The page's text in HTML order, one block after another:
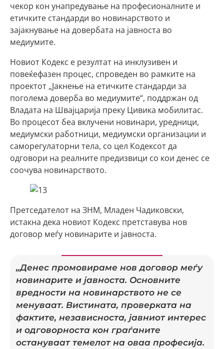
чекор кон унапредување на професионалните и
етичките стандарди во новинарството и
зајакнување на довербата на јавноста во
медиумите.
Новиот Кодекс е резултат на инклузивен и
повеќефазен процес, спроведен во рамките на
проектот „Јакнење на етичките стандарди за
поголема доверба во медиумите“, поддржан од
Владата на Швајцарија преку Цивика мобилитас.
Во процесот беа вклучени новинари, уредници,
медиумски работници, медиумски организации и
саморегулаторни тела, со цел Кодексот да
одговори на реалните предизвици со кои денес се
соочува новинарството.
Претседателот на ЗНМ, Младен Чадиковски,
истакна дека новиот Кодекс претставува нов
договор меѓу новинарите и јавноста.
„Денес промовираме нов договор меѓу
новинарите и јавноста. Основните
вредности на новинарството не се
менуваат. Вистината, проверката на
фактите, независноста, јавниот интерес
и одговорноста кон граѓаните
остануваат темелот на оваа професија.